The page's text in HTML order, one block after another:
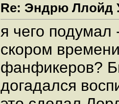
Re: Эндрю Ллойд
я чего
скором
фанфикеров?
догадался